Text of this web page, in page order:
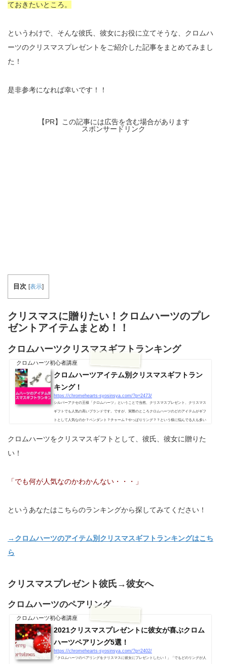
ておきたいところ。
というわけで、そんな彼氏、彼女にお役に立てそうな、クロムハ
ーツのクリスマスプレゼントをご紹介した記事をまとめてみまし
た！
是非参考になれば幸いです！！
【PR】この記事には広告を含む場合があります
スポンサードリンク
目次 [表示]
クリスマスに贈りたい！クロムハーツのプレ
ゼントアイテムまとめ！！
クロムハーツクリスマスギフトランキング
クロムハーツ初心者講座
クロムハーツアイテム別クリスマスギフトラン
キング！
https://chromehearts-syosinsya.com/?p=2473/
シルバーアクセの王様「クロムハーツ」ということで当然、クリスマスプレゼント、クリスマス
ギフトでも人気の高いブランドです。ですが、実際のところクロムハーツのどのアイテムがギフ
トとして人気なのか？ペンダント？チャーム？やっぱりリング？？という様に悩んでる人も多い
ギフトをアイテム別でご紹介！クロムハーツアイテム別クリスマスギフトランキング！ 1.クロム
クロムハーツをクリスマスギフトとして、彼氏、彼女に贈りた
い！
「でも何が人気なのかわかんない・・・」
というあなたはこちらのランキングから探してみてください！
→クロムハーツのアイテム別クリスマスギフトランキングはこち
ら
クリスマスプレゼント彼氏→彼女へ
クロムハーツのペアリング
クロムハーツ初心者講座
2021クリスマスプレゼントに彼女が喜ぶクロム
ハーツペアリング5選！
https://chromehearts-syosinsya.com/?p=2402/
「クロムハーツのペアリングをクリスマスに彼女にプレゼントしたい！」「でもどのリングが人